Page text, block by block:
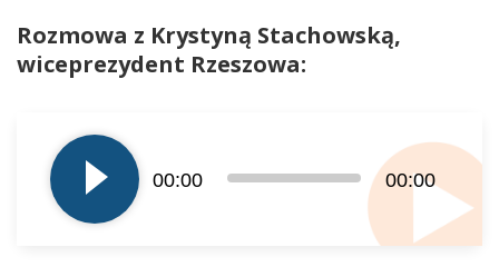
Rozmowa z Krystyną Stachowską,
wiceprezydent Rzeszowa:
plików
dźwiękowych
00:00 00:00